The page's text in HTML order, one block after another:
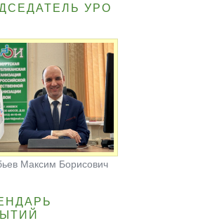
УРО
Максим Борисович